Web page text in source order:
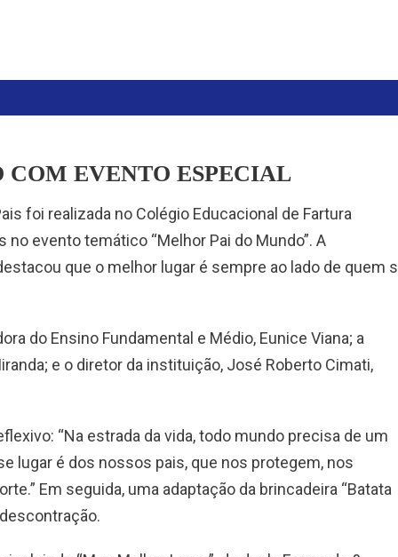
COM EVENTO ESPECIAL
foi realizada no Colégio Educacional de Fartura
evento temático “Melhor Pai do Mundo”. A
que o melhor lugar é sempre ao lado de quem
do Ensino Fundamental e Médio, Eunice Viana; a
e o diretor da instituição, José Roberto Cimati,
“Na estrada da vida, todo mundo precisa de um
lugar é dos nossos pais, que nos protegem, nos
Em seguida, uma adaptação da brincadeira “Batata